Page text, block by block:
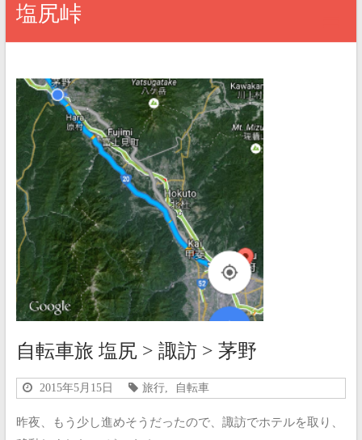
塩尻峠
自転車旅 塩尻 > 諏訪 > 茅野
2015年5月15日 旅行, 自転車
昨夜、もう少し進めそうだったので、諏訪でホテルを取り、